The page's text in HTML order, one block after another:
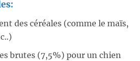
des céréales (comme le maïs,
brutes (7,5%) pour un chien